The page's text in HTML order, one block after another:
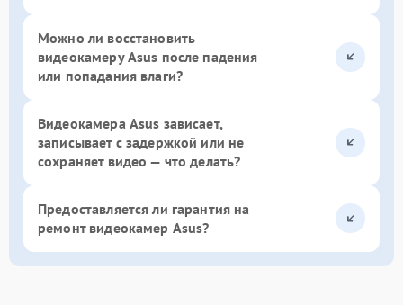
Можно ли восстановить
видеокамеру Asus после падения
или попадания влаги?
Видеокамера Asus зависает,
записывает с задержкой или не
сохраняет видео — что делать?
Предоставляется ли гарантия на
ремонт видеокамер Asus?